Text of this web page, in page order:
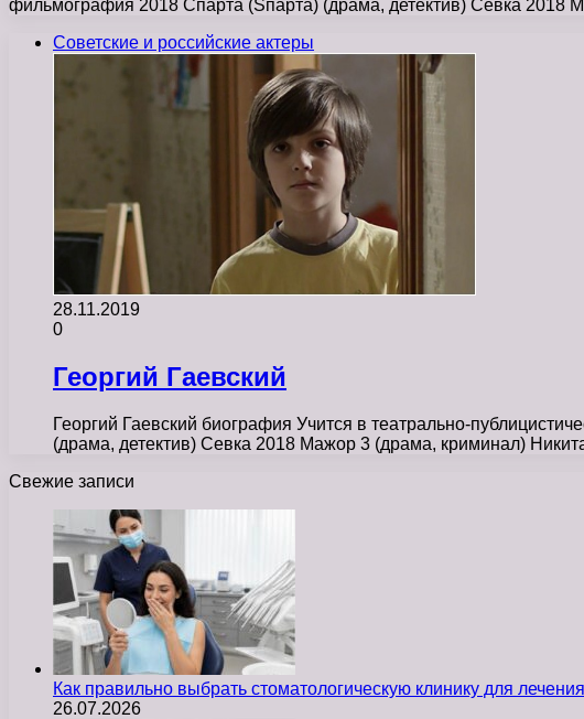
фильмография 2018 Спарта (Sпарта) (драма, детектив) Севка 2018
Советские и российские актеры
28.11.2019
0
Георгий Гаевский
Георгий Гаевский биография Учится в театрально-
(драма, детектив) Севка 2018 Мажор 3 (драма, криминал)
Свежие записи
Как правильно выбрать стоматологическую клинику для
26.07.2026